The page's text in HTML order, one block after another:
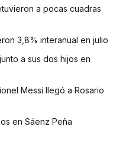
a pocas cuadras
3,8% interanual en julio
a sus dos hijos en
Messi llegó a Rosario
en Sáenz Peña